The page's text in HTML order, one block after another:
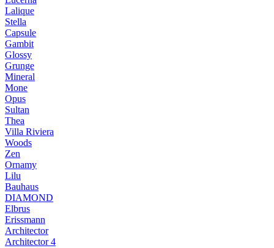
Lalique
Stella
Capsule
Gambit
Glossy
Grunge
Mineral
Mone
Opus
Sultan
Thea
Villa Riviera
Woods
Zen
Ornamy
Lilu
Bauhaus
DIAMOND
Elbrus
Erissmann
Architector
Architector 4